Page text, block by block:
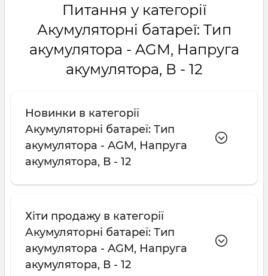
Питання у категорії
Акумуляторні батареї: Тип
акумулятора - AGM, Напруга
акумулятора, В - 12
Новинки в категорії
Акумуляторні батареї: Тип
акумулятора - AGM, Напруга
акумулятора, В - 12
Хіти продажу в категорії
Акумуляторні батареї: Тип
акумулятора - AGM, Напруга
акумулятора, В - 12